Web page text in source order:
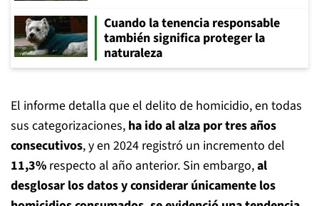
Cuando la tenencia responsable
también significa proteger la
naturaleza
El informe detalla que el delito de homicidio, en todas
sus categorizaciones, ha ido al alza por tres años
consecutivos, y en 2024 registró un incremento del
11,3% respecto al año anterior. Sin embargo,al
desglosar los datos y considerar únicamente los